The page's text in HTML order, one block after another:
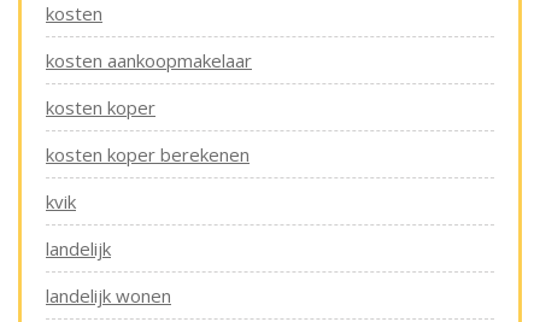
kosten
kosten aankoopmakelaar
kosten koper
kosten koper berekenen
kvik
landelijk
landelijk wonen